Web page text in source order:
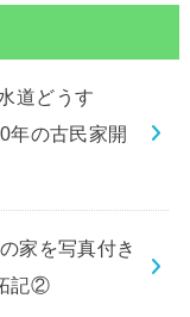
道どうす
年の古民家開
家を写真付き
記②